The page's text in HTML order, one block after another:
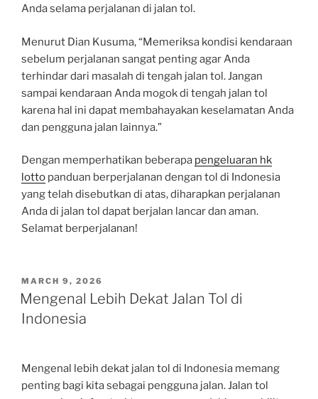
Anda selama perjalanan di jalan tol.
Menurut Dian Kusuma, “Memeriksa kondisi kendaraan
sebelum perjalanan sangat penting agar Anda
terhindar dari masalah di tengah jalan tol. Jangan
sampai kendaraan Anda mogok di tengah jalan tol
karena hal ini dapat membahayakan keselamatan Anda
dan pengguna jalan lainnya.”
Dengan memperhatikan beberapa pengeluaran hk
lotto panduan berperjalanan dengan tol di Indonesia
yang telah disebutkan di atas, diharapkan perjalanan
Anda di jalan tol dapat berjalan lancar dan aman.
Selamat berperjalanan!
POSTED
ON
MARCH 9, 2026
Mengenal Lebih Dekat Jalan Tol di
Indonesia
Mengenal lebih dekat jalan tol di Indonesia memang
penting bagi kita sebagai pengguna jalan. Jalan tol